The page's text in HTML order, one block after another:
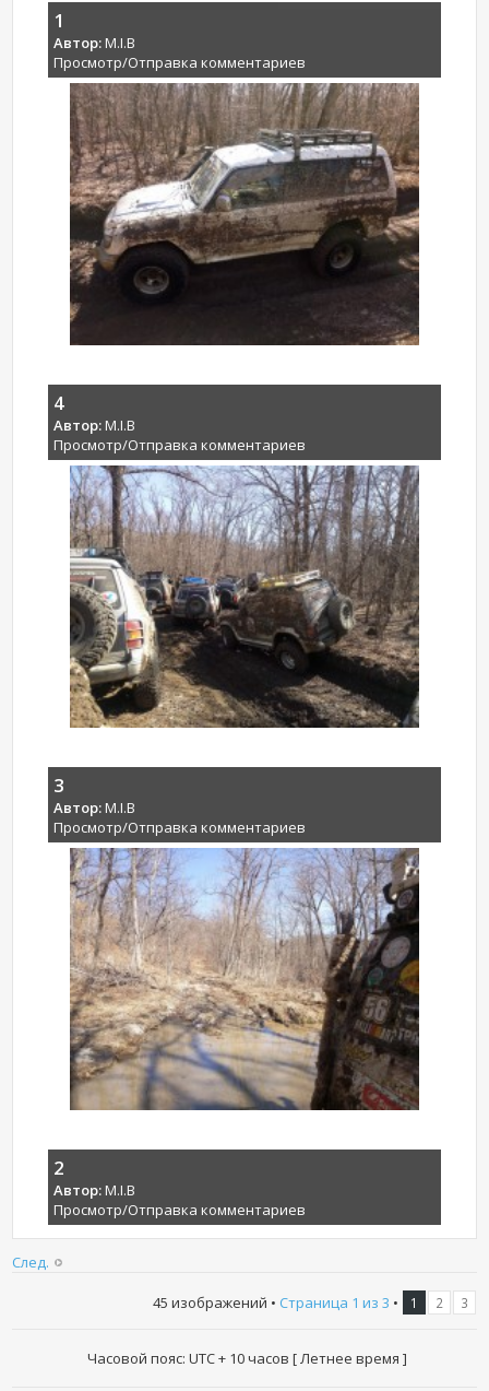
1
Автор:M.I.B
Просмотр/Отправка комментариев
4
Автор:M.I.B
Просмотр/Отправка комментариев
3
Автор:M.I.B
Просмотр/Отправка комментариев
2
Автор:M.I.B
Просмотр/Отправка комментариев
След.
45 изображений • Страница 1 из 3 • 1 2 3
Часовой пояс: UTC + 10 часов [ Летнее время ]